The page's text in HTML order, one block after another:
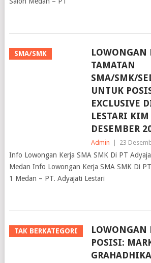
TAMATAN
SMA/SMK/
UNTUK
EXCLUSIVE
LESTARI
DESEMBER
Admin | 23
Info Lowongan Kerja SMA SMK Di PT
Medan Info Lowongan Kerja SMA SMK Di
1 Medan – PT. Adyajati Lestari
POSISI:
PURNAJATI